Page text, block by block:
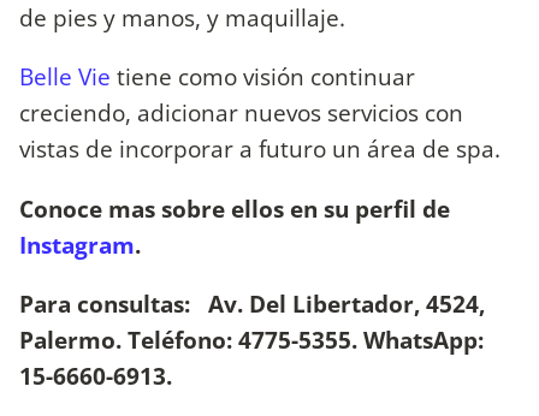
de pies y manos, y maquillaje.
Belle Vie tiene como visión continuar
creciendo, adicionar nuevos servicios con
vistas de incorporar a futuro un área de spa.
Conoce mas sobre ellos en su perfil de
Instagram.
Para consultas: Av. Del Libertador, 4524,
Palermo. Teléfono: 4775-5355. WhatsApp:
15-6660-6913.